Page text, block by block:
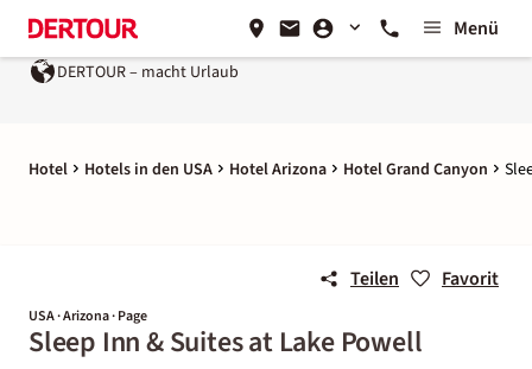
Menü
DERTOUR – macht Urlaub
Hotel Hotels in den USA Hotel Arizona Hotel Grand Canyon
Teilen Favorit
USA · Arizona · Page
Sleep Inn & Suites at Lake Powell